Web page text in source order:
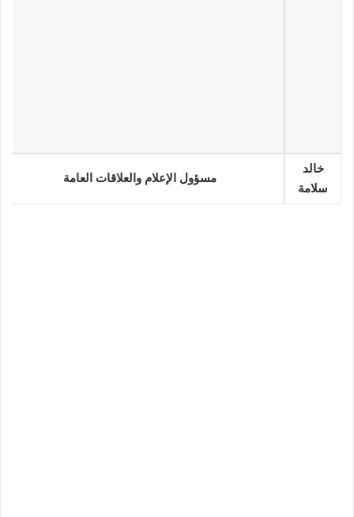
خالد
سلامة
مسؤول الإعلام والعلاقات العامة